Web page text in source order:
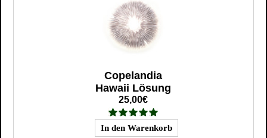
Copelandia
Hawaii Lösung
25,00€